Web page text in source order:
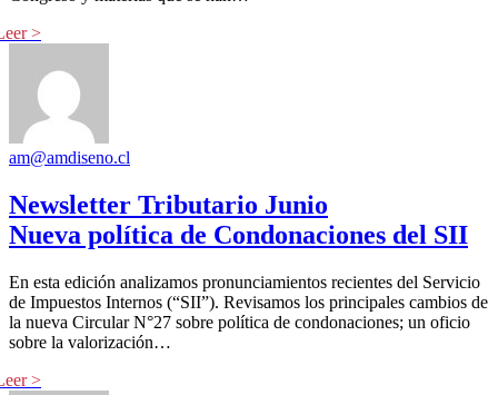
am@amdiseno.cl
Newsletter Tributario Junio
Nueva política de Condonaciones del SII
En esta edición analizamos pronunciamientos recientes del Servicio
de Impuestos Internos (“SII”). Revisamos los principales cambios de
la nueva Circular N°27 sobre política de condonaciones; un oficio
sobre la valorización…